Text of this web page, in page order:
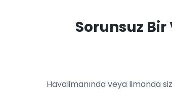
Sorunsuz
Havalimanında veya limanda